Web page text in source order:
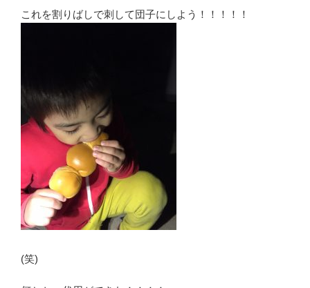
これを割りばしで刺して団子にしよう！！！！！
(笑)